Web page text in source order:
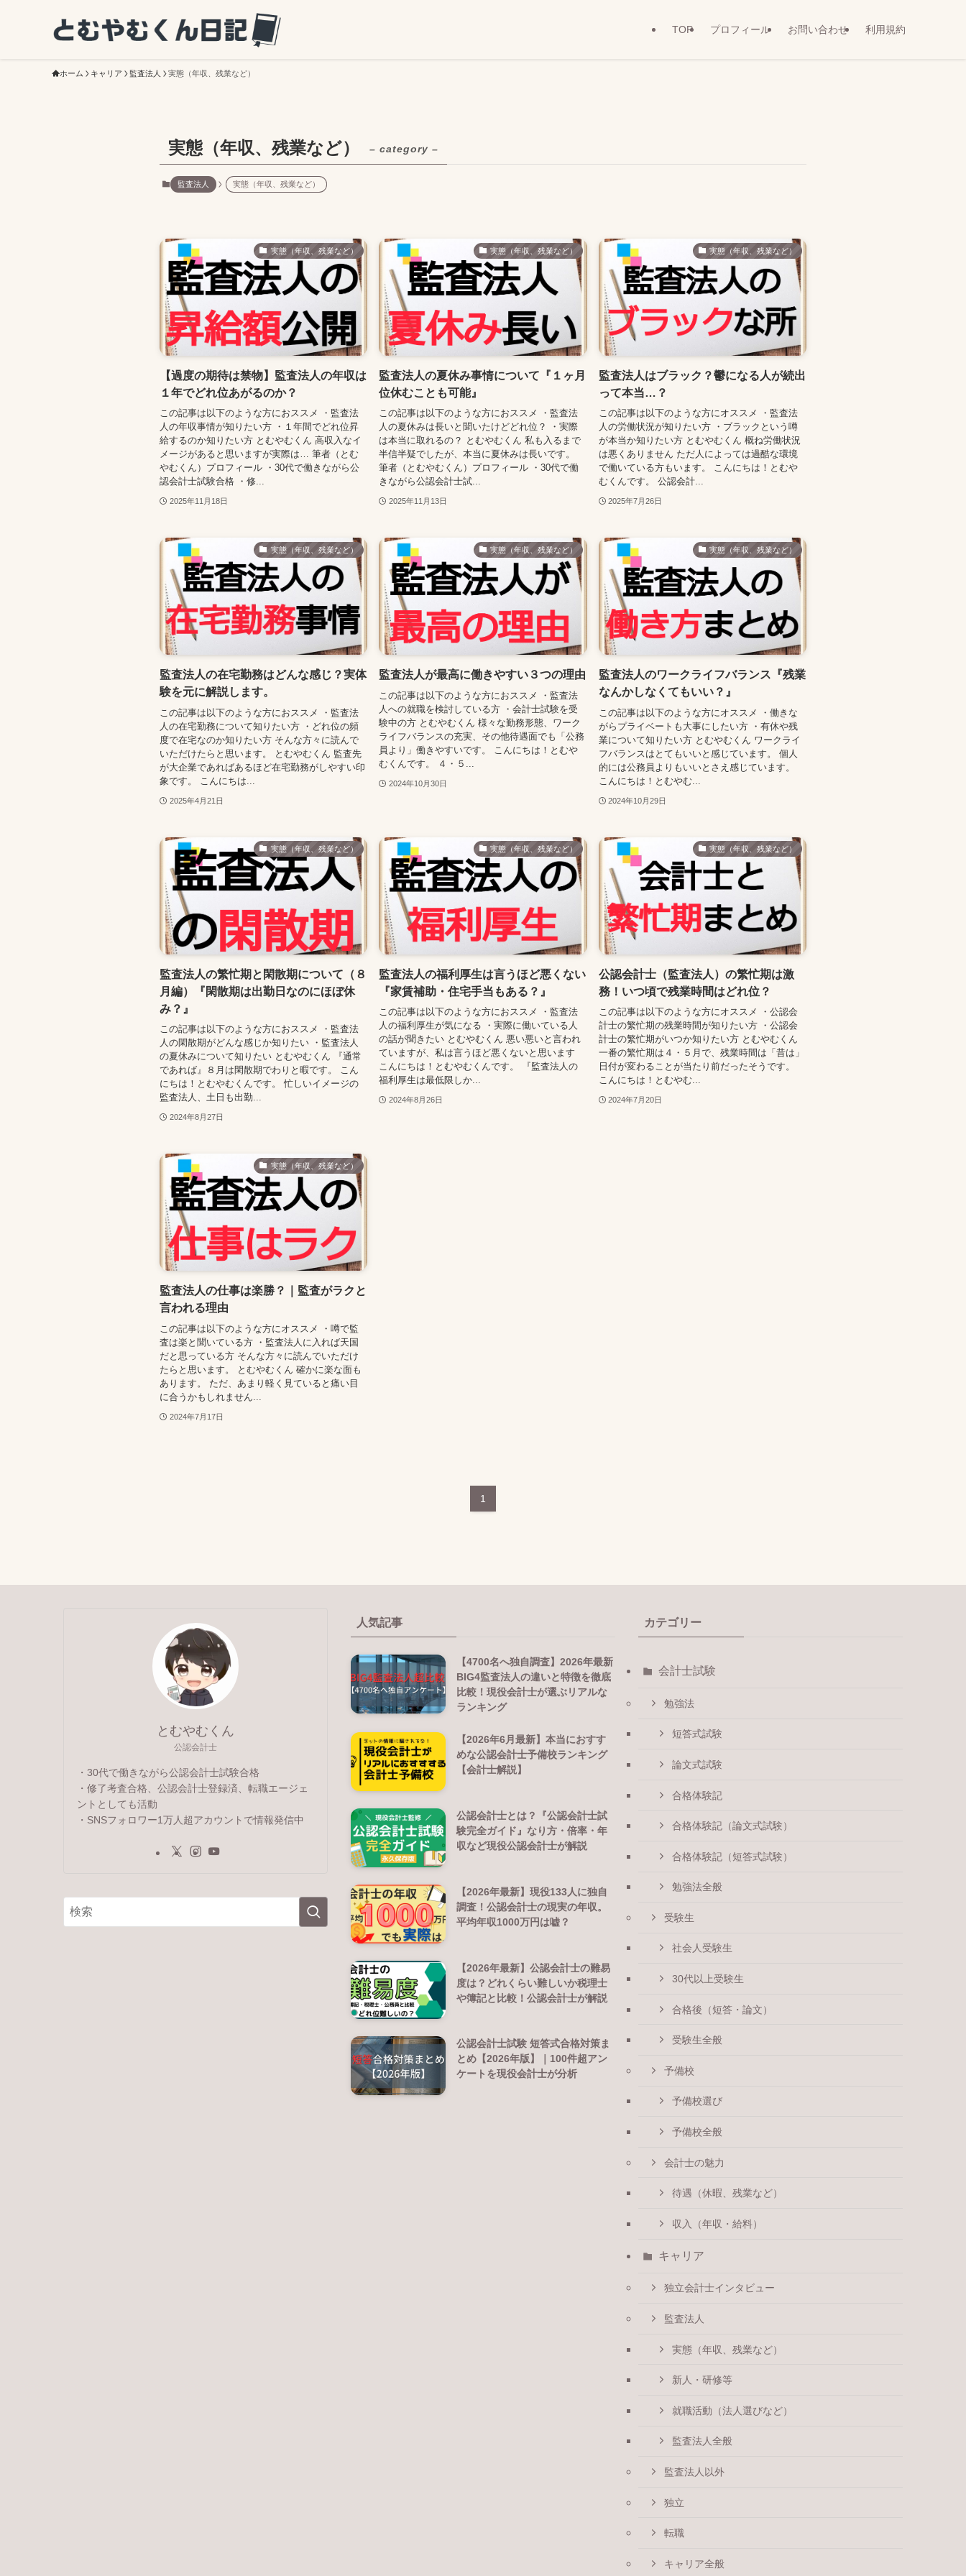
TOP プロフィール お問い合わせ 利用規約
ホーム キャリア 監査法人 実態（年収、残業など）
実態（年収、残業など） – category –
監査法人 実態（年収、残業など）
実態（年収、残業など）
【過度の期待は禁物】監査法人の年収は
１年でどれ位あがるのか？
この記事は以下のような方におススメ ・監査法
人の年収事情が知りたい方 ・１年間でどれ位昇
給するのか知りたい方 とむやむくん 高収入なイ
メージがあると思いますが実際は… 筆者（とむ
やむくん）プロフィール ・30代で働きながら公
認会計士試験合格 ・修...
2025年11月18日
実態（年収、残業など）
監査法人の夏休み事情について『１ヶ月
位休むことも可能』
この記事は以下のような方におススメ ・監査法
人の夏休みは長いと聞いたけどどれ位？ ・実際
は本当に取れるの？ とむやむくん 私も入るまで
半信半疑でしたが、本当に夏休みは長いです。
筆者（とむやむくん）プロフィール ・30代で働
きながら公認会計士試...
2025年11月13日
実態（年収、残業など）
監査法人はブラック？鬱になる人が続出
って本当…？
この記事は以下のような方にオススメ ・監査法
人の労働状況が知りたい方 ・ブラックという噂
が本当か知りたい方 とむやむくん 概ね労働状況
は悪くありません ただ人によっては過酷な環境
で働いている方もいます。 こんにちは！とむや
むくんです。 公認会計...
2025年7月26日
実態（年収、残業など）
監査法人の在宅勤務はどんな感じ？実体
験を元に解説します。
この記事は以下のような方におススメ ・監査法
人の在宅勤務について知りたい方 ・どれ位の頻
度で在宅なのか知りたい方 そんな方々に読んで
いただけたらと思います。 とむやむくん 監査先
が大企業であればあるほど在宅勤務がしやすい印
象です。 こんにちは...
2025年4月21日
実態（年収、残業など）
監査法人が最高に働きやすい３つの理由
この記事は以下のような方におススメ ・監査法
人への就職を検討している方 ・会計士試験を受
験中の方 とむやむくん 様々な勤務形態、ワーク
ライフバランスの充実、その他待遇面でも「公務
員より」働きやすいです。 こんにちは！とむや
むくんです。 ４・５...
2024年10月30日
実態（年収、残業など）
監査法人のワークライフバランス『残業
なんかしなくてもいい？』
この記事は以下のような方にオススメ ・働きな
がらプライベートも大事にしたい方 ・有休や残
業について知りたい方 とむやむくん ワークライ
フバランスはとてもいいと感じています。 個人
的には公務員よりもいいとさえ感じています。
こんにちは！とむやむ...
2024年10月29日
実態（年収、残業など）
監査法人の繁忙期と閑散期について（８
月編）『閑散期は出勤日なのにほぼ休
み？』
この記事は以下のような方におススメ ・監査法
人の閑散期がどんな感じか知りたい ・監査法人
の夏休みについて知りたい とむやむくん 『通常
であれば』８月は閑散期でわりと暇です。 こん
にちは！とむやむくんです。 忙しいイメージの
監査法人、土日も出勤...
2024年8月27日
実態（年収、残業など）
監査法人の福利厚生は言うほど悪くない
『家賃補助・住宅手当もある？』
この記事は以下のような方におススメ ・監査法
人の福利厚生が気になる ・実際に働いている人
の話が聞きたい とむやむくん 悪い悪いと言われ
ていますが、私は言うほど悪くないと思います
こんにちは！とむやむくんです。 『監査法人の
福利厚生は最低限しか...
2024年8月26日
実態（年収、残業など）
公認会計士（監査法人）の繁忙期は激
務！いつ頃で残業時間はどれ位？
この記事は以下のような方にオススメ ・公認会
計士の繁忙期の残業時間が知りたい方 ・公認会
計士の繁忙期がいつか知りたい方 とむやむくん
一番の繁忙期は４・５月で、残業時間は「昔は」
日付が変わることが当たり前だったそうです。
こんにちは！とむやむ...
2024年7月20日
実態（年収、残業など）
監査法人の仕事は楽勝？｜監査がラクと
言われる理由
この記事は以下のような方にオススメ ・噂で監
査は楽と聞いている方 ・監査法人に入れば天国
だと思っている方 そんな方々に読んでいただけ
たらと思います。 とむやむくん 確かに楽な面も
あります。 ただ、あまり軽く見ていると痛い目
に合うかもしれません...
2024年7月17日
1
とむやむくん
公認会計士
・30代で働きながら公認会計士試験合格
・修了考査合格、公認会計士登録済、転職エージェ
ントとしても活動
・SNSフォロワー1万人超アカウントで情報発信中
人気記事
【4700名へ独自調査】2026年最新
BIG4監査法人の違いと特徴を徹底
比較！現役会計士が選ぶリアルな
ランキング
【2026年6月最新】本当におすす
めな公認会計士予備校ランキング
【会計士解説】
公認会計士とは？『公認会計士試
験完全ガイド』なり方・倍率・年
収など現役公認会計士が解説
【2026年最新】現役133人に独自
調査！公認会計士の現実の年収。
平均年収1000万円は嘘？
【2026年最新】公認会計士の難易
度は？どれくらい難しいか税理士
や簿記と比較！公認会計士が解説
公認会計士試験 短答式合格対策ま
とめ【2026年版】｜100件超アン
ケートを現役会計士が分析
カテゴリー
会計士試験
勉強法
短答式試験
論文式試験
合格体験記
合格体験記（論文式試験）
合格体験記（短答式試験）
勉強法全般
受験生
社会人受験生
30代以上受験生
合格後（短答・論文）
受験生全般
予備校
予備校選び
予備校全般
会計士の魅力
待遇（休暇、残業など）
収入（年収・給料）
キャリア
独立会計士インタビュー
監査法人
実態（年収、残業など）
新人・研修等
就職活動（法人選びなど）
監査法人全般
監査法人以外
独立
転職
キャリア全般